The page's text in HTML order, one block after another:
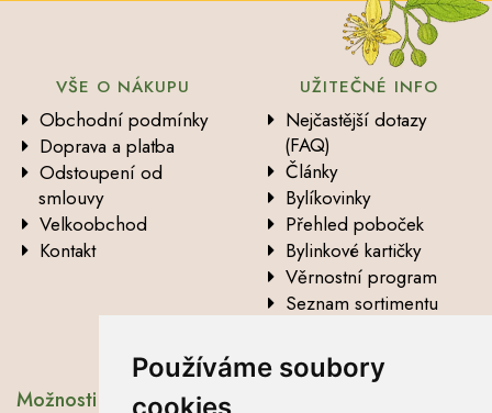
Používáme soubory
VŠE O NÁKUPU
Obchodní podmínky
Doprava a platba
Odstoupení od
smlouvy
Velkoobchod
Kontakt
UŽITEČNÉ INFO
Nejčastější dotazy
(FAQ)
Články
Bylíkovinky
Přehled poboček
Bylinkové kartičky
Věrnostní program
Seznam sortimentu
Možnosti dopravy